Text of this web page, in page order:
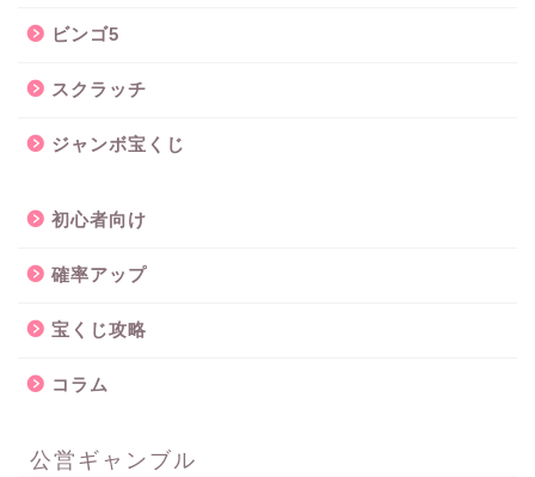
ビンゴ5
スクラッチ
ジャンボ宝くじ
初心者向け
確率アップ
宝くじ攻略
コラム
公営ギャンブル